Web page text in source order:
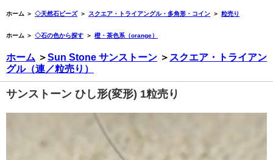
ホーム ＞ ◇天然石ビーズ ＞ スクエア・トライアングル・多角形・コイン ＞ 粒売り
ホーム ＞ ◇石の色から探す ＞ 橙・茶色系（orange）
ホーム ＞Sun Stone サンストーン ＞ スクエア・トライアン
グル（連／粒売り）
サンストーン ひし形(変形) 1粒売り